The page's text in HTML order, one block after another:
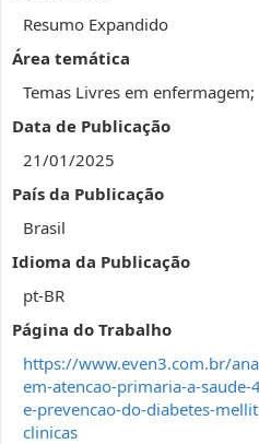
Resumo Expandido
Área temática
Temas Livres em enfermagem;
Data de Publicação
21/01/2025
País da Publicação
Brasil
Idioma da Publicação
pt-BR
Página do Trabalho
https://www.even3.com.br/
em-atencao-primaria-a-
e-prevencao-do-diabetes-
clinicas